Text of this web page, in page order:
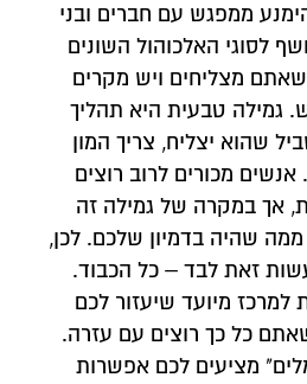
ממפגש עם חברים ובני
לסוגי האלכוהול השונים
מצליחים ויש מקרים
גמילה טבעית היא תהליך
שהוא יצליח, צריך המון
אנשים מכורים לרוב רוצים
אך במקרה של גמילה זה
שהיה בדמיון שלכם. לכן,
זאת לבד – כל הכבוד.
למרכז מיועד שיעזור לכם
כל כך רוצים עם עזרה.
מציעים לכם אפשרות